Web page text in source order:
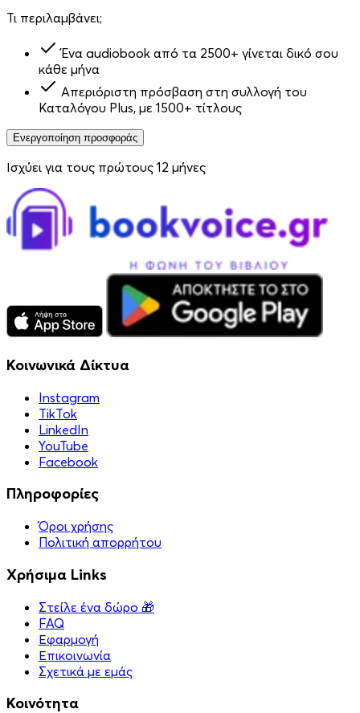
Τι περιλαμβάνει;
Ένα audiobook από τα 2500+ γίνεται δικό σου
κάθε μήνα
Απεριόριστη πρόσβαση στη συλλογή του
Καταλόγου Plus, με 1500+ τίτλους
Ενεργοποίηση προσφοράς
Ισχύει για τους πρώτους 12 μήνες
Κοινωνικά Δίκτυα
Instagram
TikTok
LinkedIn
YouTube
Facebook
Πληροφορίες
Όροι χρήσης
Πολιτική απορρήτου
Χρήσιμα Links
Στείλε ένα δώρο 🎁
FAQ
Εφαρμογή
Επικοινωνία
Σχετικά με εμάς
Κοινότητα